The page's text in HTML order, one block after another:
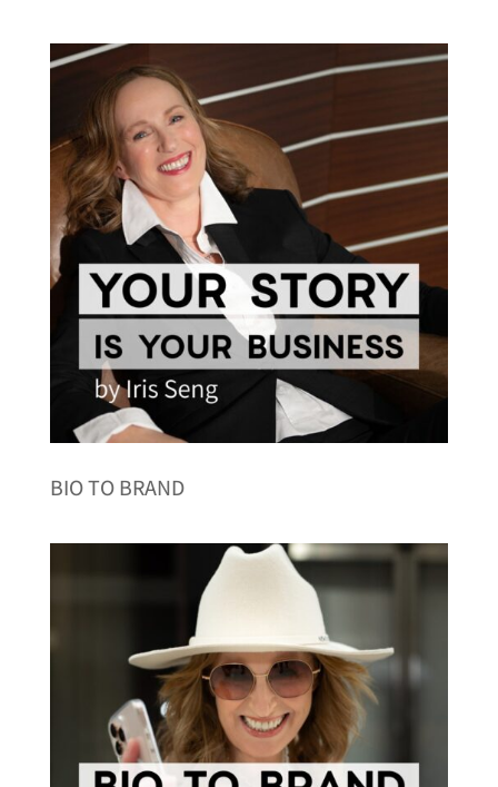
BIO TO BRAND